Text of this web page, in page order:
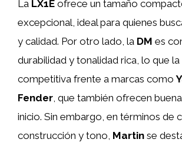
La LX1E ofrece un tamaño
excepcional, ideal para quienes
y calidad. Por otro lado, la DM es
durabilidad y tonalidad rica, lo que la
competitiva frente a marcas como
Fender, que también ofrecen
inicio. Sin embargo, en términos de
construcción y tono, Martin se